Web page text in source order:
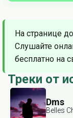
На странице
Слушайте
бесплатно на
Треки от
Dms
Belles